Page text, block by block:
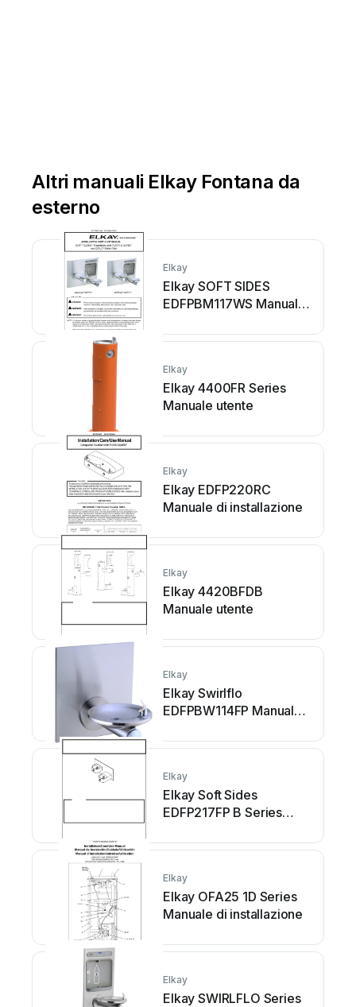
Altri manuali Elkay Fontana da
esterno
Elkay
Elkay SOFT SIDES
EDFPBM117WS Manuale
Elkay
Elkay 4400FR Series
Manuale utente
Elkay
Elkay EDFP220RC
Manuale di installazione
Elkay
Elkay 4420BFDB
Manuale utente
Elkay
Elkay Swirlflo
EDFPBW114FP Manuale
Elkay
Elkay Soft Sides
EDFP217FP B Series
Elkay
Elkay OFA25 1D Series
Manuale di installazione
Elkay
Elkay SWIRLFLO Series